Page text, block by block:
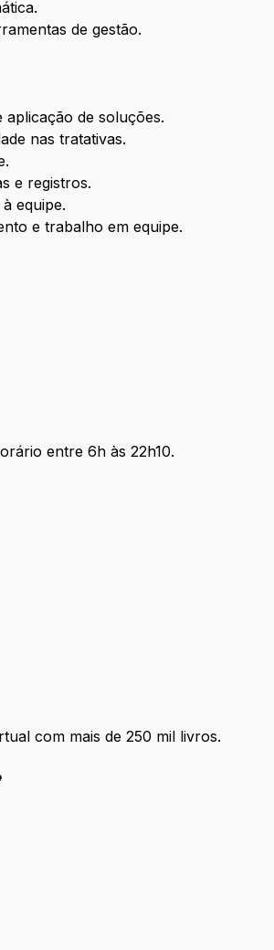
de gestão.
aplicação de soluções.
nas tratativas.
e registros.
equipe.
e trabalho em equipe.
entre 6h às 22h10.
com mais de 250 mil livros.